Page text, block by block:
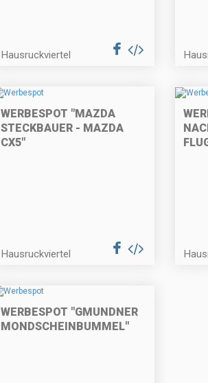
Hausruckviertel
WERBESPOT "MAZDA
STECKBAUER - MAZDA
CX5"
Hausruckviertel
WERBESPOT "GMUNDNER
MONDSCHEINBUMMEL"